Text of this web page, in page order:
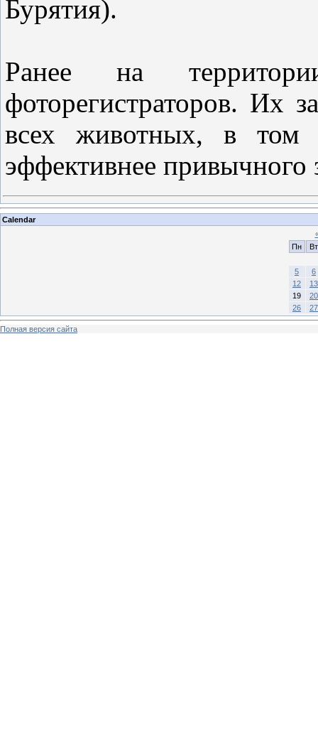
Бурятия).
Ранее на
фоторегистраторов. Их
всех животных, в том
эффективнее
Calendar
Пн
Вт
5
6
12
13
19
20
26
27
Полная версия сайта